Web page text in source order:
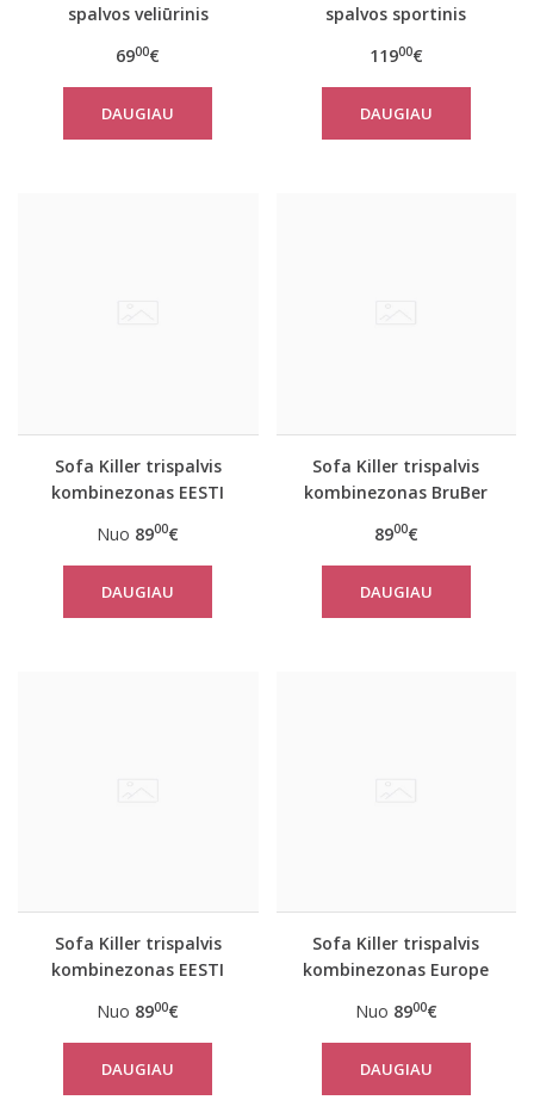
spalvos veliūrinis
6900€
DAUGIAU
spalvos sportinis
juostom
11900€
DAUGIAU
Sofa Killer trispalvis
kombinezonas EESTI
Nuo 8900€
DAUGIAU
Sofa Killer trispalvis
kombinezonas BruBer
8900€
DAUGIAU
Sofa Killer trispalvis
kombinezonas EESTI
Nuo 8900€
DAUGIAU
Sofa Killer trispalvis
kombinezonas Europe
Nuo 8900€
DAUGIAU